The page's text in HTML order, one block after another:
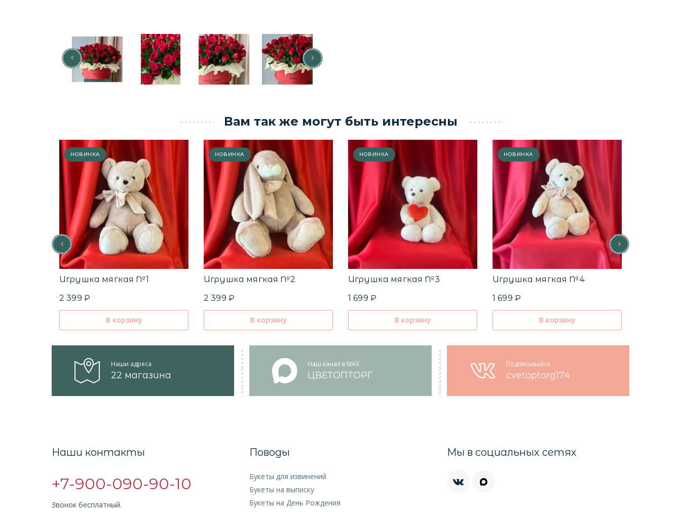
Вам так же могут быть интересны
НОВИНКА
Игрушка мягкая №1
2 399 ₽
В корзину
НОВИНКА
Игрушка мягкая №2
2 399 ₽
В корзину
НОВИНКА
Игрушка мягкая №3
1 699 ₽
В корзину
НОВИНКА
Игрушка мягкая №4
1 699 ₽
В корзину
Наши адреса
22 магазина
Наш канал в MAX
ЦВЕТОПТОРГ
Подписывайся
cvetoptorg174
Наши контакты
+7-900-090-90-10
Звонок бесплатный.
Поводы
Букеты для извинений
Букеты на выписку
Букеты на День Рождения
Мы в социальных сетях